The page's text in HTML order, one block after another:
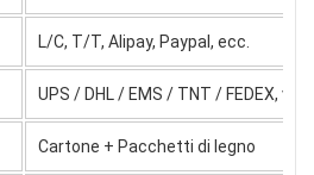
L/C, T/T, Alipay, Paypal, ecc.
UPS / DHL / EMS / TNT / FEDEX,
Cartone + Pacchetti di legno